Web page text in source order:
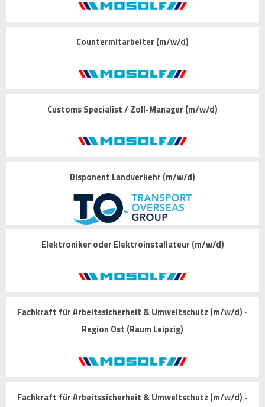
Countermitarbeiter (m/w/d)
Customs Specialist / Zoll-Manager (m/w/d)
Disponent Landverkehr (m/w/d)
Elektroniker oder Elektroinstallateur (m/w/d)
Fachkraft für Arbeitssicherheit & Umweltschutz (m/w/d) -
Region Ost (Raum Leipzig)
Fachkraft für Arbeitssicherheit & Umweltschutz (m/w/d) -